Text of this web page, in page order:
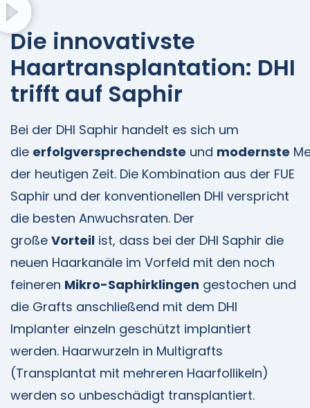
Die innovativste
Haartransplantation: DHI
trifft auf Saphir
Bei der DHI Saphir handelt es sich um
die erfolgversprechendste und modernste
der heutigen Zeit. Die Kombination aus der FUE
Saphir und der konventionellen DHI verspricht
die besten Anwuchsraten. Der
große Vorteil ist, dass bei der DHI Saphir die
neuen Haarkanäle im Vorfeld mit den noch
feineren Mikro-Saphirklingen gestochen und
die Grafts anschließend mit dem DHI
Implanter einzeln geschützt implantiert
werden. Haarwurzeln in Multigrafts
(Transplantat mit mehreren Haarfollikeln)
werden so unbeschädigt transplantiert.